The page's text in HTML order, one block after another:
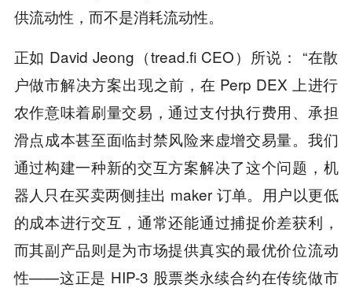
供流动性，而不是消耗流动性。
正如 David Jeong（tread.fi CEO）所说： “在散
户做市解决方案出现之前，在 Perp DEX 上进行
农作意味着刷量交易，通过支付执行费用、承担
滑点成本甚至面临封禁风险来虚增交易量。我们
通过构建一种新的交互方案解决了这个问题，机
器人只在买卖两侧挂出 maker 订单。用户以更低
的成本进行交互，通常还能通过捕捉价差获利，
而其副产品则是为市场提供真实的最优价位流动
性——这正是 HIP-3 股票类永续合约在传统做市